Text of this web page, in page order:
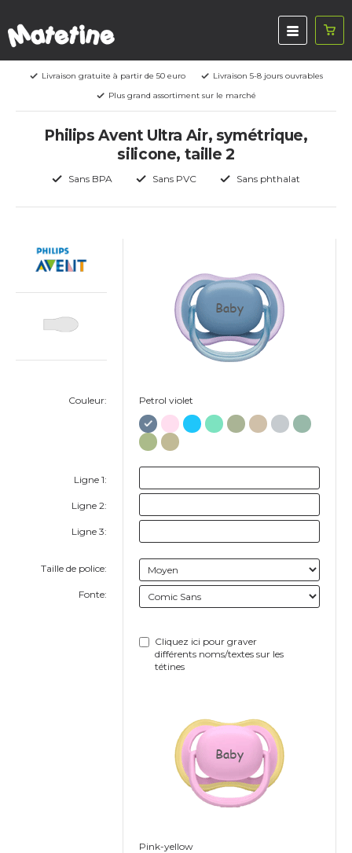
Livraison gratuite à partir de 50 euro
Livraison 5-8 jours ouvrables
Plus grand assortiment sur le marché
Philips Avent Ultra Air, symétrique,
silicone, taille 2
Sans BPA Sans PVC Sans phthalat
Couleur:
Ligne 1:
Ligne 2:
Ligne 3:
Taille de police:
Fonte:
Baby
Petrol violet
Cliquez ici pour graver
différents noms/textes sur les
tétines
Baby
Pink-yellow